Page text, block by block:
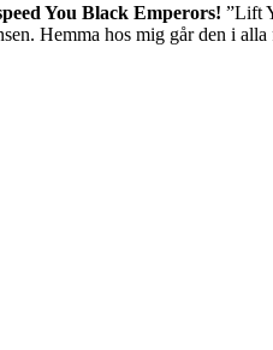
You Black Emperors! ”Lift
Hemma hos mig går den i